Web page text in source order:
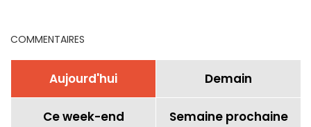
COMMENTAIRES
Aujourd'hui Demain
Ce week-end Semaine prochaine